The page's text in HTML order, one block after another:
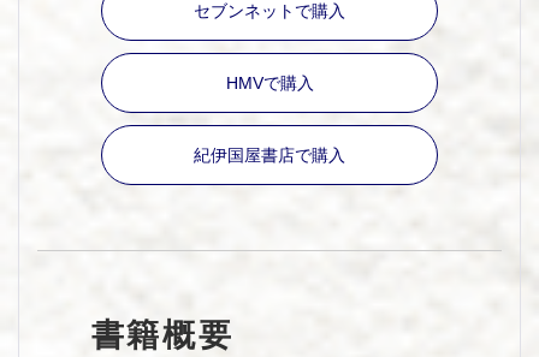
セブンネットで購入
HMVで購入
紀伊国屋書店で購入
書籍概要